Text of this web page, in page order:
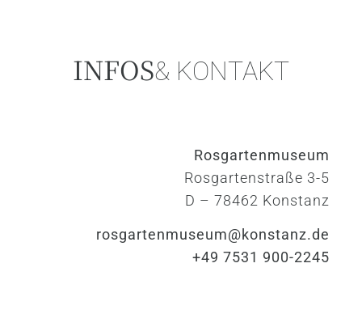
INFOS& KONTAKT
Rosgartenmuseum
Rosgartenstraße 3-5
D – 78462 Konstanz
rosgartenmuseum@konstanz.de
+49 7531 900-2245